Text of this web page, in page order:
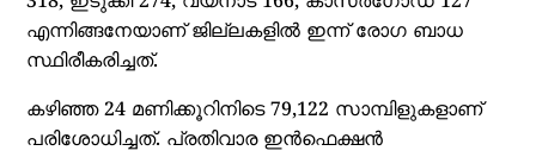
എന്നിങ്ങനേയാണ് ജില്ലകളില്‍ ഇന്ന് രോഗ ബാധ
സ്ഥിരീകരിച്ചത്.
കഴിഞ്ഞ 24 മണിക്കൂറിനിടെ 79,122 സാമ്പിളുകളാണ്
പരിശോധിച്ചത്. പ്രതിവാര ഇന്‍ഫെക്ഷന്‍